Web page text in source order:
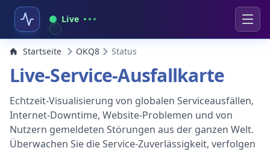
Live
Startseite OKQ8 Status
Live-Service-Ausfallkarte
Echtzeit-Visualisierung von globalen Serviceausfällen,
Internet-Downtime, Website-Problemen und von
Nutzern gemeldeten Störungen aus der ganzen Welt.
Überwachen Sie die Service-Zuverlässigkeit, verfolgen